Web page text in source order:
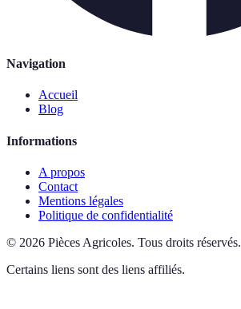
Navigation
Accueil
Blog
Informations
A propos
Contact
Mentions légales
Politique de confidentialité
© 2026 Pièces Agricoles. Tous droits réservés.
Certains liens sont des liens affiliés.